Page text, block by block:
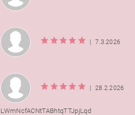
7.3.2026
28.2.2026
LWmNcfACNtTABhtqTTJpjLqd